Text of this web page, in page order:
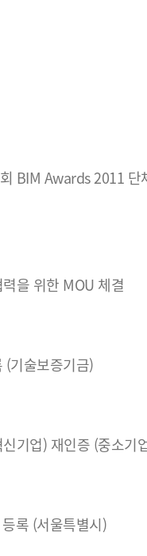
BIM Awards 2011 단
을 위한 MOU 체결
(기술보증기금)
기업) 재인증 (중소기
록 (서울특별시)